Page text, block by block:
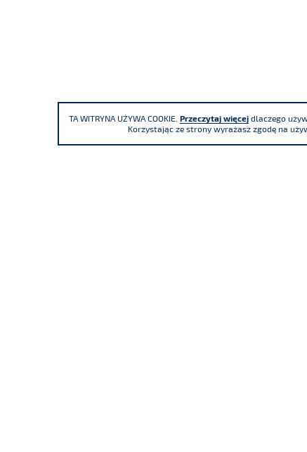
TA WITRYNA UŻYWA COOKIE. Przeczytaj więcej dlaczego
Korzystając ze strony wyrażasz zgodę na